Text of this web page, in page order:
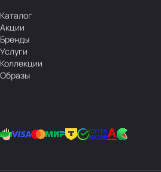
Каталог
Акции
Бренды
Услуги
Коллекции
Образы